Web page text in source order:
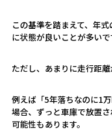
この基準を踏まえて、年
に状態が良いことが多いで
ただし、あまりに走行距
例えば「5年落ちなのに1
場合、ずっと車庫で放置
可能性もあります。